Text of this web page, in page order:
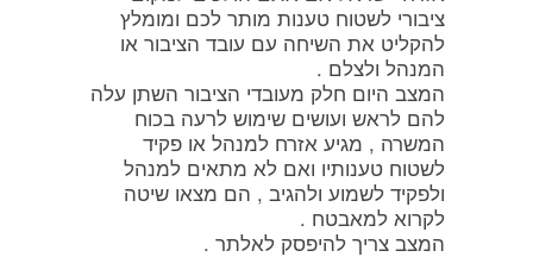
ציבורי לשטוח טענות מותר לכם ומומלץ
להקליט את השיחה עם עובד הציבור או
המנהל ולצלם .
המצב היום חלק מעובדי הציבור השתן עלה
להם לראש ועושים שימוש לרעה בכוח
המשרה , מגיע אזרח למנהל או פקיד
לשטוח טענותיו ואם לא מתאים למנהל
ולפקיד לשמוע ולהגיב , הם מצאו שיטה
לקרוא למאבטח .
המצב צריך להיפסק לאלתר .